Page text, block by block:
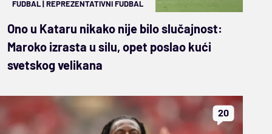
FUDBAL|REPREZENTATIVNI FUDBAL
Ono u Kataru nikako nije bilo slučajnost:
Maroko izrasta u silu, opet poslao kući
svetskog velikana
20